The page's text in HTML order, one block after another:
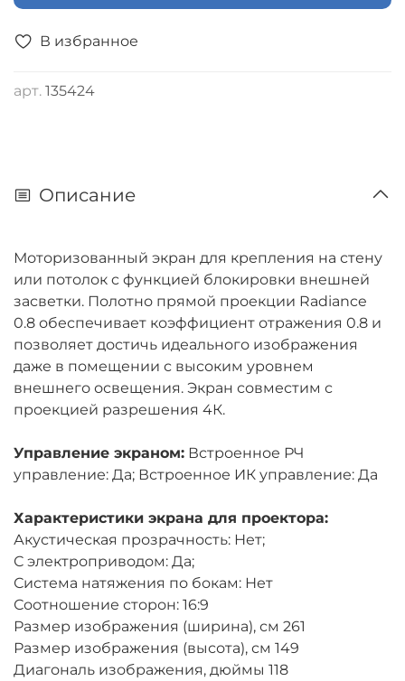
В избранное
арт. 135424
Описание
Моторизованный экран для крепления на стену
или потолок c функцией блокировки внешней
засветки. Полотно прямой проекции Radiance
0.8 обеспечивает коэффициент отражения 0.8 и
позволяет достичь идеального изображения
даже в помещении с высоким уровнем
внешнего освещения. Экран совместим с
проекцией разрешения 4К.
Управление экраном: Встроенное РЧ
управление: Да; Встроенное ИК управление: Да
Характеристики экрана для проектора:
Акустическая прозрачность: Нет;
С электроприводом: Да;
Система натяжения по бокам: Нет
Соотношение сторон: 16:9
Размер изображения (ширина), см 261
Размер изображения (высота), см 149
Диагональ изображения, дюймы 118